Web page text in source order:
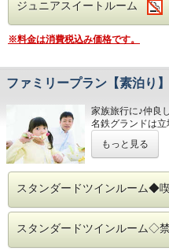
ジュニアスイートルーム
※料金は消費税込み価格です。
ファミリープラン【素泊り】
家族旅行に♪仲良
名鉄グランドは立
！！さら
☆★家族旅行には
無料で宿
■お客様に安全に
会が多い場所を
アルコール消毒
もっと見る
スタンダードツインルーム◆
スタンダードツインルーム◇